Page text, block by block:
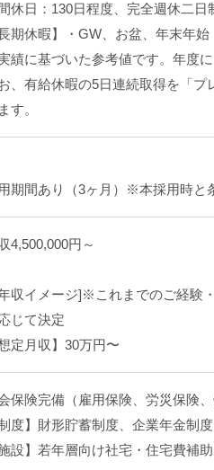
休日：130日程度、完全週休二
期休暇】・GW、お盆、年末年始
績に基づいた参考値です。年度に
、有給休暇の5日連続取得を「
す。
期間あり（3ヶ月）※本採用時と
4,500,000円～
収イメージ]※これまでのご経験
じて決定
定月収】30万円〜
保険完備（雇用保険、労災保険
度】財形貯蓄制度、企業年金制
設】若年層向け社宅・住宅費補